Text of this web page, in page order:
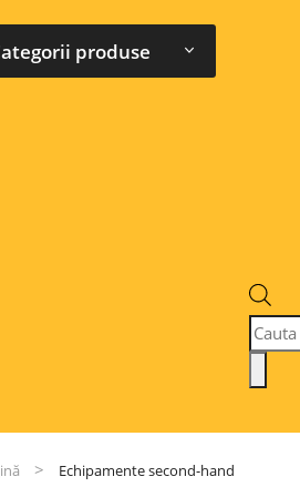
produse
search
Echipamente second-hand